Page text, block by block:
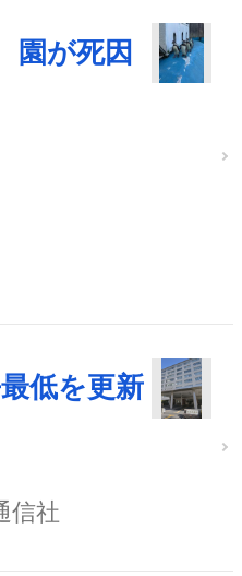
園が死因
低を更新
信社